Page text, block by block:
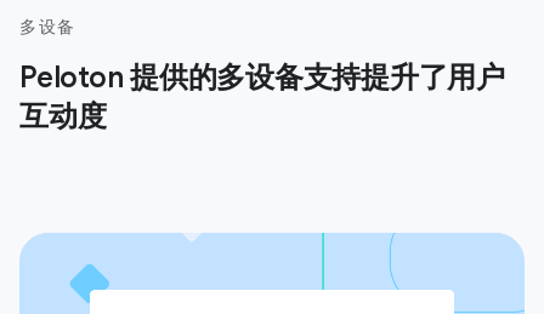
多设备
Peloton 提供的多设备支持提升了用户
互动度